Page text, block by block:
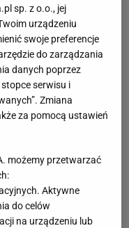
sp. z o.o., jej
urządzeniu
swoje preferencje
do zarządzania
danych poprzez
serwisu i
Zmiana
za pomocą ustawień
możemy przetwarzać
Aktywne
do celów
na urządzeniu lub